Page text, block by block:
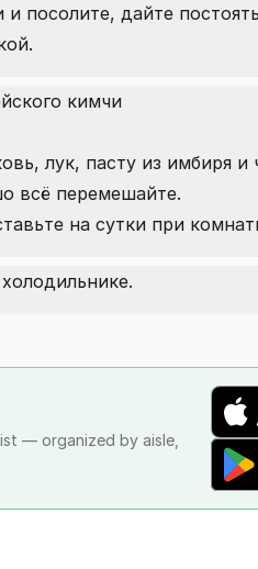
посолите, дайте
кимчи
лук, пасту из имбиря
всё перемешайте.
на сутки при
— organized by aisle,